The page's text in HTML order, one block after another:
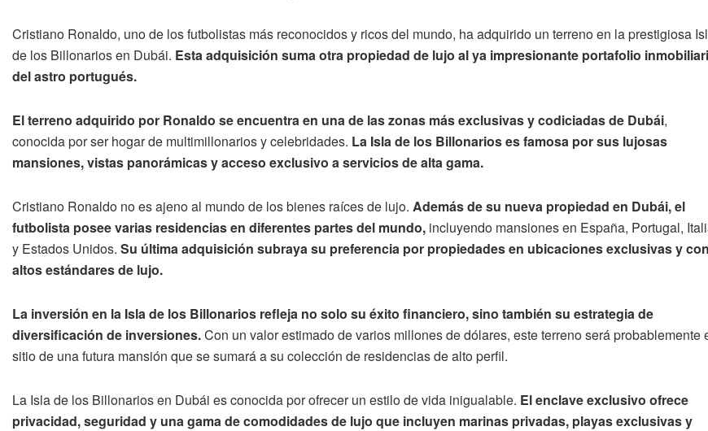
Cristiano Ronaldo, uno de los futbolistas más reconocidos y ricos del mundo, ha adquirido un terreno en la prestigiosa
de los Billonarios en Dubái. Esta adquisición suma otra propiedad de lujo al ya impresionante portafolio
del astro portugués.
El terreno adquirido por Ronaldo se encuentra en una de las zonas más exclusivas y codiciadas de Dubái,
conocida por ser hogar de multimillonarios y celebridades. La Isla de los Billonarios es famosa por sus lujosas
mansiones, vistas panorámicas y acceso exclusivo a servicios de alta gama.
Cristiano Ronaldo no es ajeno al mundo de los bienes raíces de lujo. Además de su nueva propiedad en Dubái, el
futbolista posee varias residencias en diferentes partes del mundo, incluyendo mansiones en España, Portugal,
y Estados Unidos. Su última adquisición subraya su preferencia por propiedades en ubicaciones exclusivas y con
altos estándares de lujo.
La inversión en la Isla de los Billonarios refleja no solo su éxito financiero, sino también su estrategia de
diversificación de inversiones.Con un valor estimado de varios millones de dólares, este terreno será probablemente
sitio de una futura mansión que se sumará a su colección de residencias de alto perfil.
La Isla de los Billonarios en Dubái es conocida por ofrecer un estilo de vida inigualable. El enclave exclusivo ofrece
privacidad, seguridad y una gama de comodidades de lujo que incluyen marinas privadas, playas exclusivas y